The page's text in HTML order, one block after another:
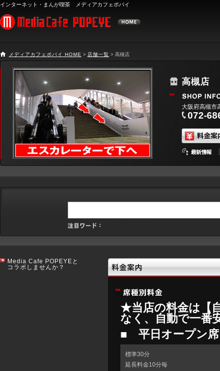
インターネット・まんが喫茶 メディアカフェポパイ
メディアカフェポパイ HOME > 店舗一覧 > 高槻店
高槻店
大阪府高槻市
072-
Media Cafe POPEYEと
コラボしませんか？
★当店の料金は【
なく、自動で一番
■ 平日オープン席
標準30分
延長料金10分毎